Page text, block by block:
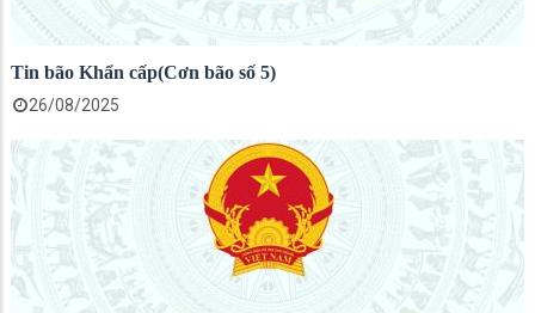
Tin bão Khẩn cấp(Cơn bão số 5)
26/08/2025